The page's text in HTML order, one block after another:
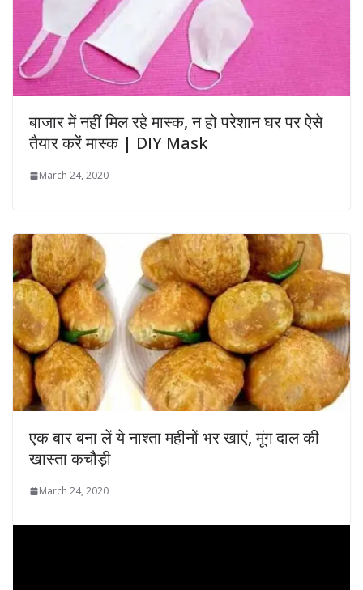
बाजार में नहीं मिल रहे मास्क, न हो परेशान घर पर ऐसे
तैयार करें मास्क | DIY Mask
March 24, 2020
एक बार बना लें ये नाश्ता महीनों भर खाएं, मूंग दाल की
खास्ता कचौड़ी
March 24, 2020